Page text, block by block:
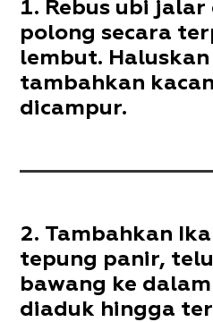
Rebus ubi jalar
polong secara
lembut.
tambahkan
dicampur.
Tambahkan
tepung panir,
bawang ke
diaduk hingga